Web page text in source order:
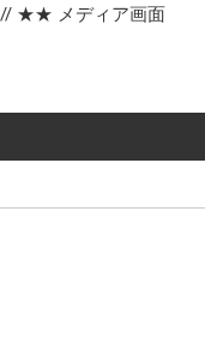
// ★★ メディア画面